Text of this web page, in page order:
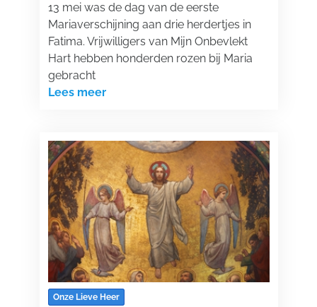
13 mei was de dag van de eerste
Mariaverschijning aan drie herdertjes in
Fatima. Vrijwilligers van Mijn Onbevlekt
Hart hebben honderden rozen bij Maria
gebracht
Lees meer
Onze Lieve Heer